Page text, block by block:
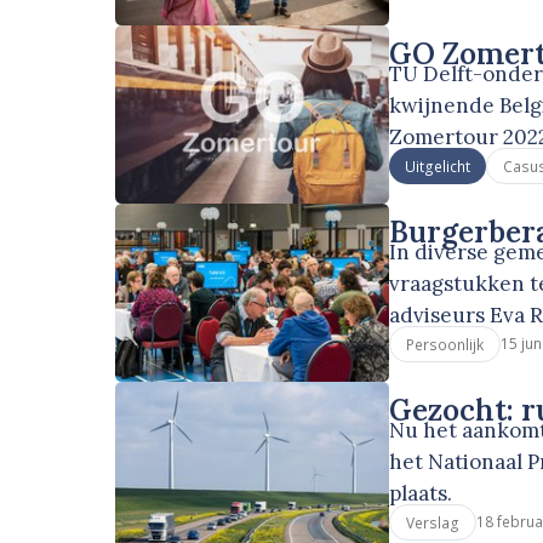
GO
TU Delft-
kwijnende
Zomertour
Uitgelicht
In diverse
vraagstukken
adviseurs Eva
Persoonlijk 15
Gezocht:
Nu het
het Nationaal
plaats.
Verslag 18